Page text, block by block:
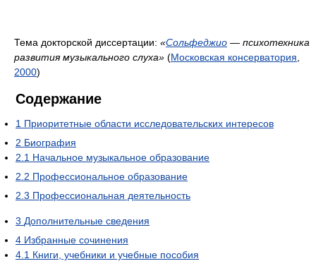
Тема докторской диссертации: «Сольфеджио — психотехника
развития музыкального слуха» (Московская консерватория,
2000)
Содержание
1 Приоритетные области исследовательских интересов
2 Биография
2.1 Начальное музыкальное образование
2.2 Профессиональное образование
2.3 Профессиональная деятельность
3 Дополнительные сведения
4 Избранные сочинения
4.1 Книги, учебники и учебные пособия